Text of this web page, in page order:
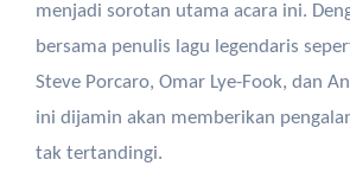
menjadi sorotan utama acara ini.
bersama penulis lagu legendaris
Steve Porcaro, Omar Lye-Fook, dan
ini dijamin akan memberikan
tak tertandingi.